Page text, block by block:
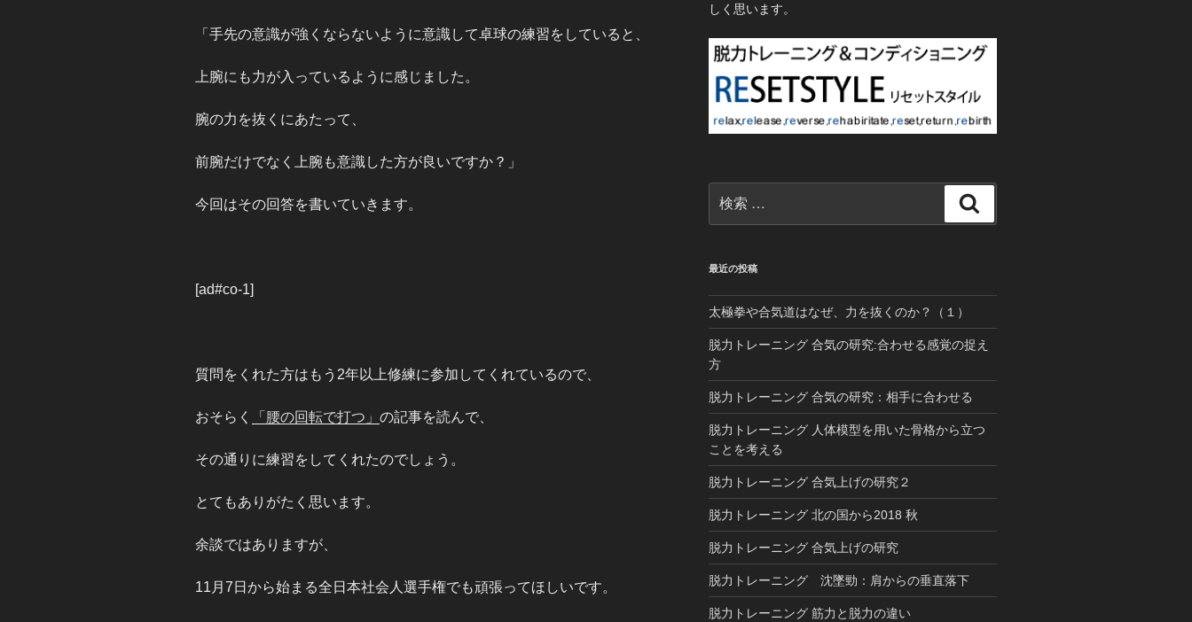
「手先の意識が強くならないように意識して卓球の練習をしていると、
上腕にも力が入っているように感じました。
腕の力を抜くにあたって、
前腕だけでなく上腕も意識した方が良いですか？」
今回はその回答を書いていきます。
[ad#co-1]
質問をくれた方はもう2年以上修練に参加してくれているので、
おそらく 「腰の回転で打つ」 の記事を読んで、
その通りに練習をしてくれたのでしょう。
とてもありがたく思います。
余談ではありますが、
11月7日から始まる全日本社会人選手権でも頑張ってほしいです。
しく思います。
索:
索
最近の投稿
太極拳や合気道はなぜ、力を抜くのか？（１）
脱力トレーニング 合気の研究:合わせる感覚の捉え
方
脱力トレーニング 合気の研究：相手に合わせる
脱力トレーニング 人体模型を用いた骨格から立つ
ことを考える
脱力トレーニング 合気上げの研究２
脱力トレーニング 北の国から2018 秋
脱力トレーニング 合気上げの研究
脱力トレーニング 沈墜勁：肩からの垂直落下
脱力トレーニング 筋力と脱力の違い